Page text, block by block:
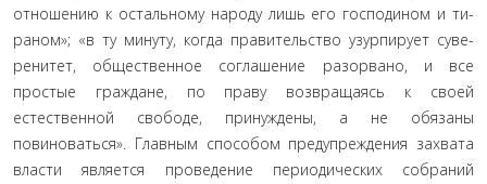
отношению к остальному народу лишь его господином и ти­
раном»; «в ту минуту, когда правительство узурпирует суве­
ренитет, общественное соглашение разорвано, и все
простые граждане, по праву возвращаясь к своей
естественной свободе, принуждены, а не обязаны
повиноваться». Главным способом предупреждения захвата
власти является проведение перио­дических собраний